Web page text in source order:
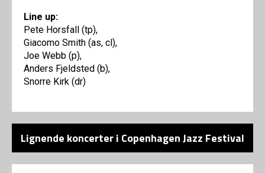
Line up:
Pete Horsfall (tp),
Giacomo Smith (as, cl),
Joe Webb (p),
Anders Fjeldsted (b),
Snorre Kirk (dr)
Lignende koncerter i Copenhagen Jazz Festival